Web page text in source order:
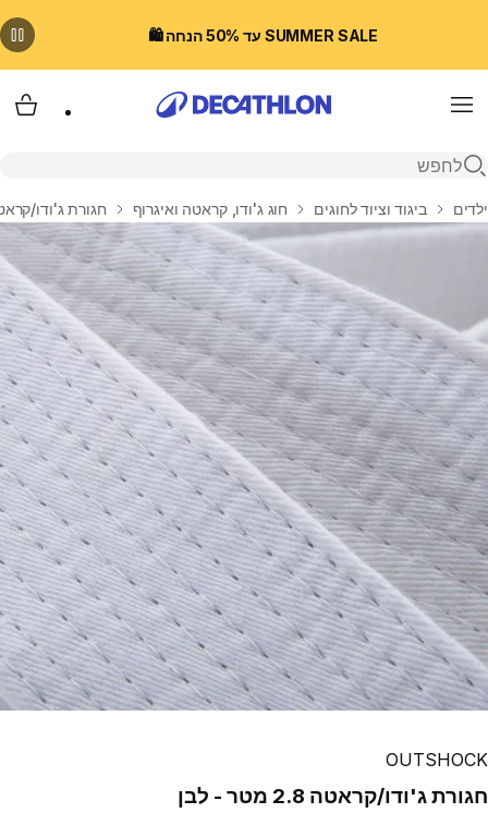
SUMMER SALE עד 50% הנחה 🛍️
Menu
פתיחת חיפוש
בית
ילדים ביגוד וציוד לחוגים חוג ג'ודו, קראטה ואיגרוף חגורת ג'ודו/קראטה 2.8
OUTSHOCK
חגורת ג'ודו/קראטה 2.8 מטר - לבן